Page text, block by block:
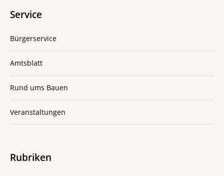
Service
Bürgerservice
Amtsblatt
Rund ums Bauen
Veranstaltungen
Rubriken